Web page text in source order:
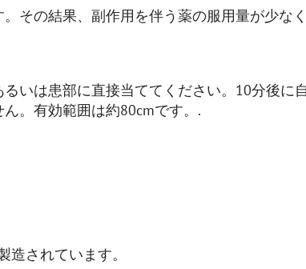
その結果、副作用を伴う薬の服用量が少な
いは患部に直接当ててください。10分後に
。有効範囲は約80cmです。.
されています。